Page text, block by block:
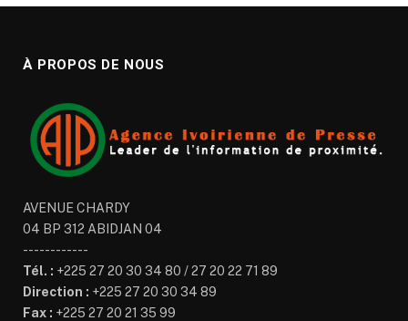
À PROPOS DE NOUS
AVENUE CHARDY
04 BP 312 ABIDJAN 04
------------
Tél. : +225 27 20 30 34 80 / 27 20 22 71 89
Direction : +225 27 20 30 34 89
Fax : +225 27 20 21 35 99